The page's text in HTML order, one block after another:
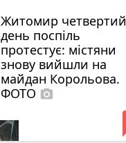
Житомир четвертий
день поспіль
протестує: містяни
знову вийшли на
майдан Корольова.
ФОТО photo_camera